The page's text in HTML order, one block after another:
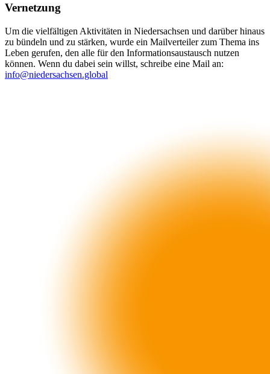
Vernetzung
Um die vielfältigen Aktivitäten in Niedersachsen und darüber hinaus
zu bündeln und zu stärken, wurde ein Mailverteiler zum Thema ins
Leben gerufen, den alle für den Informationsaustausch nutzen
können. Wenn du dabei sein willst, schreibe eine Mail an:
info@niedersachsen.global